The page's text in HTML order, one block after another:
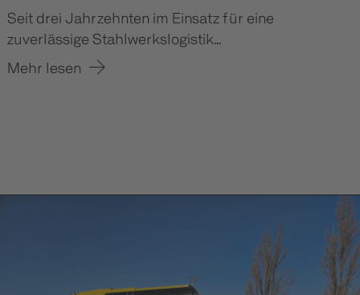
Seit drei Jahrzehnten im Einsatz für eine
zuverlässige Stahlwerkslogistik...
Mehr lesen